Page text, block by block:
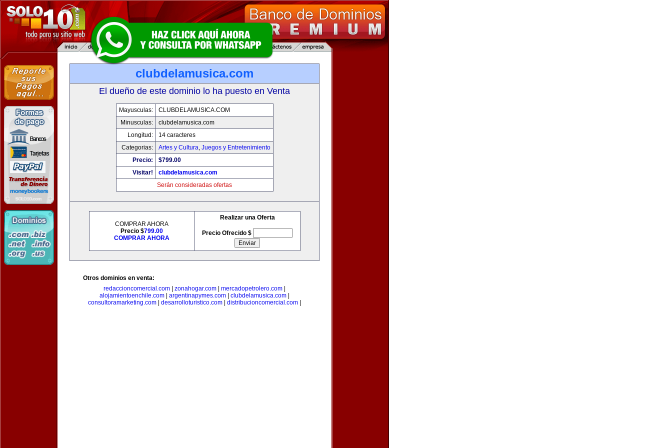
clubdelamusica.com
El dueño de este dominio lo ha puesto en Venta
Mayusculas:
CLUBDELAMUSICA.COM
Minusculas:
clubdelamusica.com
Longitud:
14 caracteres
Categorias:
Artes y Cultura, Juegos y Entretenimiento
Precio:
$799.00
Visitar!
clubdelamusica.com
Serán consideradas ofertas
COMPRAR AHORA
Precio $799.00
COMPRAR AHORA
Realizar una Oferta
Precio Ofrecido $
Otros dominios en venta:
redaccioncomercial.com
zonahogar.com mercadopetrolero.com
alojamientoenchile.com
argentinapymes.com clubdelamusica.com
consultoramarketing.com
desarrolloturistico.com distribucioncomercial.com